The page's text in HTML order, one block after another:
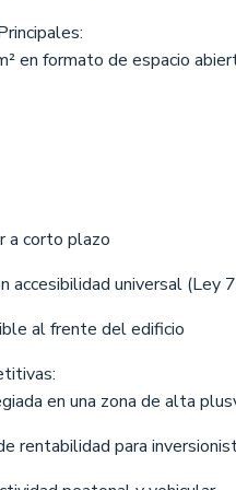
en formato de espacio
a corto plazo
accesibilidad universal (Ley
al frente del edificio
en una zona de alta
rentabilidad para